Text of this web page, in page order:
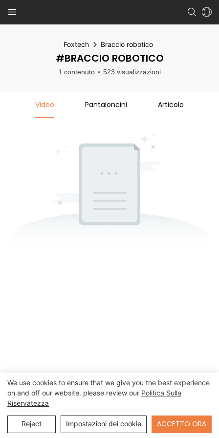
Foxtech Braccio robotico
#BRACCIO ROBOTICO
1 contenuto 523 visualizzazioni
Video Pantaloncini Articolo
Send Inquiry
We use cookies to ensure that we give you the best experience
on and off our website. please review our Politica Sulla
Riservatezza
Reject Impostazioni dei cookie ACCETTO ORA